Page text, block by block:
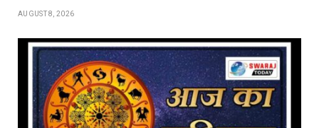
AUGUST 8, 2026